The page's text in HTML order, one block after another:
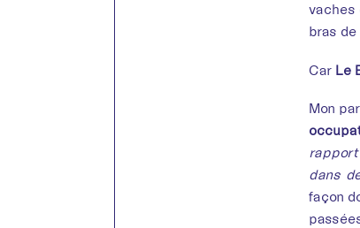
vaches
bras de
Car Le
Mon
rapport
dans
façon